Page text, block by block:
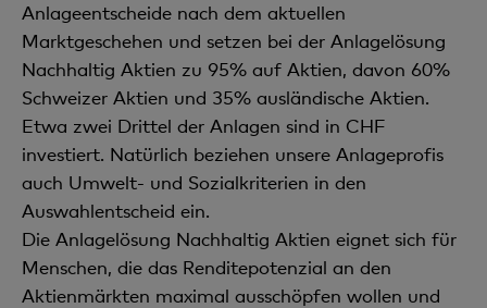
Anlageentscheide nach dem aktuellen
Marktgeschehen und setzen bei der Anlagelösung
Nachhaltig Aktien zu 95% auf Aktien, davon 60%
Schweizer Aktien und 35% ausländische Aktien.
Etwa zwei Drittel der Anlagen sind in CHF
investiert. Natürlich beziehen unsere Anlageprofis
auch Umwelt- und Sozialkriterien in den
Auswahlentscheid ein.
Die Anlagelösung Nachhaltig Aktien eignet sich für
Menschen, die das Renditepotenzial an den
Aktienmärkten maximal ausschöpfen wollen und